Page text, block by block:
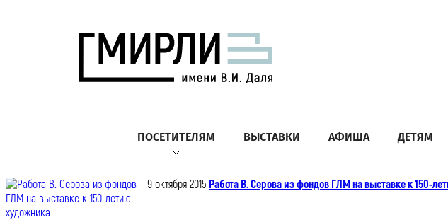
ПОСЕТИТЕЛЯМ ВЫСТАВКИ АФИША ДЕТЯМ
9 октября 2015 Работа В. Серова из фондов ГЛМ на выставке к 150-